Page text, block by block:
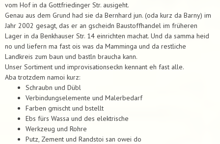
vom Hof in da Gottfriedinger Str. ausigeht.
Genau aus dem Grund had sie da Bernhard jun. (oda kurz da Barny) im
Jahr 2002 gesagt, das er an gscheidn Baustoffhandel im früheren
Lager in da Benkhauser Str. 14 einrichten machat. Und da samma heid
no und liefern ma fast ois was da Mamminga und da restliche
Landkreis zum baun und bastln braucha kann.
Unser Sortiment und improvisationseckn kennant eh fast alle.
Aba trotzdem namoi kurz:
Schraubn und Dübl
Verbindungselemente und Malerbedarf
Farben gmischt und bstellt
Ebs fürs Wassa und des elektrische
Werkzeug und Rohre
Putz, Zement und Randstoi san owei do